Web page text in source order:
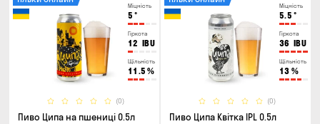
Міцність
5 °
Гіркота
12 IBU
Щільність
11.5 %
(0)
Пиво Ципа на пшениці 0.5л
Міцність
5.5 °
Гіркота
36 IBU
Щільність
13 %
(0)
Пиво Ципа Квітка IPL 0.5л